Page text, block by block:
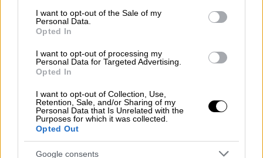
consent section.
I want to opt-out of the Sale of my
Personal Data.
Opted In
I want to opt-out of processing my
Personal Data for Targeted Advertising.
Opted In
I want to opt-out of Collection, Use,
Retention, Sale, and/or Sharing of my
Personal Data that Is Unrelated with the
Purposes for which it was collected.
Opted Out
Google consents
NOW lockersσε όλη την Ελλάδα, το δώρο
μπορεί να φτάσει γρήγορα και εύκολα στον
παραλήπτη.
Η υπηρεσία ενεργοποιείται online από τα
μέλη του Public+ και με μόλις
προσφέρει δωρεάν αποστολές για έναν
ολόκληρο χρόνο για παραγγελίες από 15€ και
άνω. ΤοPublic+
πρόγραμμα προνομίων, με επιστροφή ευρώ